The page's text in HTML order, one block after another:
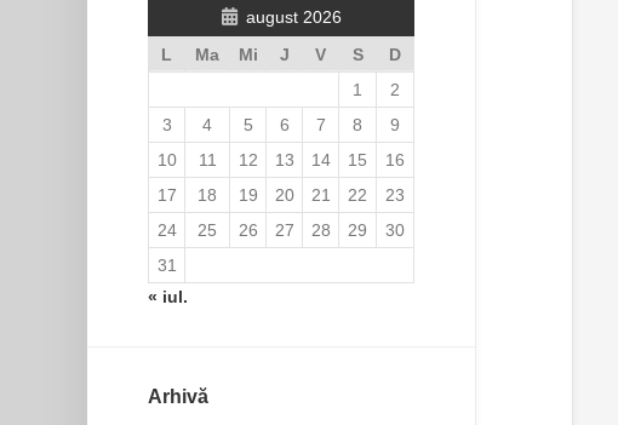
august 2026
L
Ma Mi J V S
D
1
2
3
4 5 6 7 8
9
10
11 12 13 14 15
16
17
18 19 20 21 22
23
24
25 26 27 28 29
30
31
« iul.
Arhivă